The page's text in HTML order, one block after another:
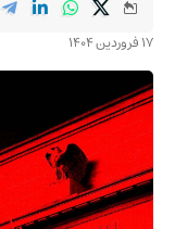
17 فروردین 1404